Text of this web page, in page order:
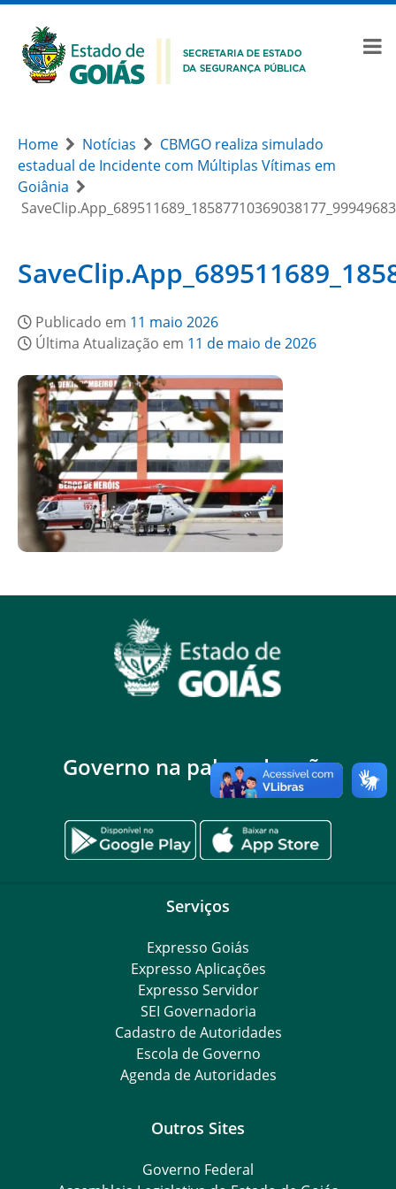
Home Notícias
CBMGO realiza simulado
estadual de Incidente com Múltiplas Vítimas em
Goiânia
Publicado em 11 maio 2026
Última Atualização em 11 de maio de 2026
Governo na palma da mão
Serviços
Expresso Goiás
Expresso Aplicações
Expresso Servidor
SEI Governadoria
Cadastro de Autoridades
Escola de Governo
Agenda de Autoridades
Outros Sites
Governo Federal